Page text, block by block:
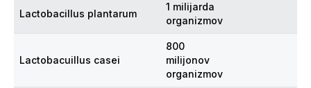
Lactobacillus plantarum
1 milijarda
organizmov
Lactobacuillus casei
800
milijonov
organizmov